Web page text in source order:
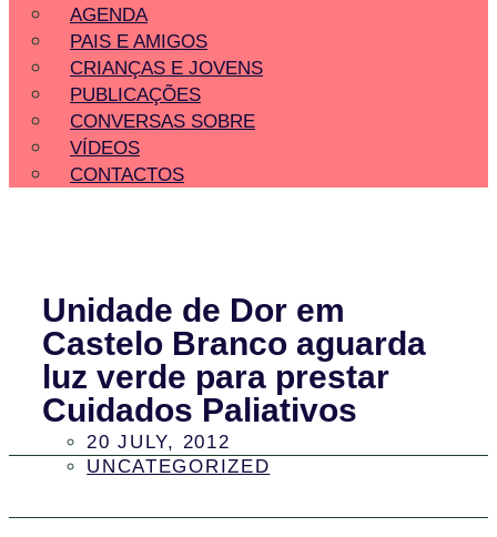
AGENDA
PAIS E AMIGOS
CRIANÇAS E JOVENS
PUBLICAÇÕES
CONVERSAS SOBRE
VÍDEOS
CONTACTOS
Unidade de Dor em
Castelo Branco aguarda
luz verde para prestar
Cuidados Paliativos
20 JULY, 2012
UNCATEGORIZED